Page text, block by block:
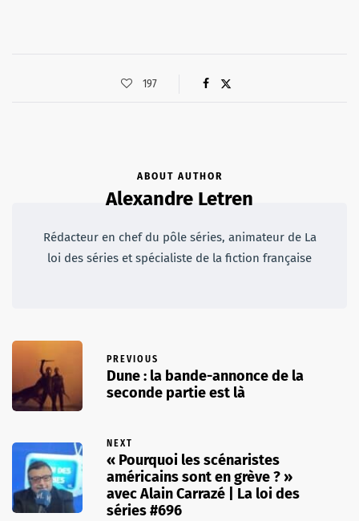
197
ABOUT AUTHOR
Alexandre Letren
Rédacteur en chef du pôle séries, animateur de La
loi des séries et spécialiste de la fiction française
PREVIOUS
Dune : la bande-annonce de la
seconde partie est là
NEXT
« Pourquoi les scénaristes
américains sont en grève ? »
avec Alain Carrazé | La loi des
séries #696